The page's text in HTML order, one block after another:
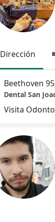
Dirección
Beethoven
Dental San
Visita